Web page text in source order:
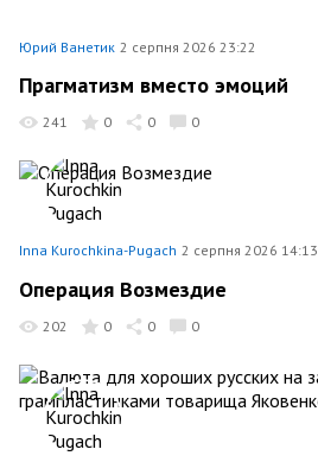
Юрий Ванетик 2 серпня 2026 23:22
Прагматизм вместо эмоций
241 0 0 0
Inna Kurochkina-Pugach 2 серпня 2026 14:13
Операция Возмездие
202 0 0 0